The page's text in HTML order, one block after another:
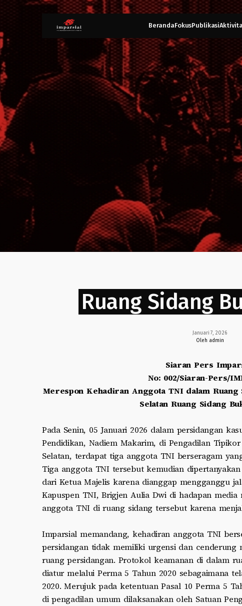
BerandaFokusPublikasi
Ruang Sidang
Januari 7, 2026
Oleh admin
Siaran Pers
No: 002/Siaran-Pers/
Merespon Kehadiran Anggota TNI dalam
Selatan Ruang Sidang
Pada Senin, 05 Januari 2026 dalam persidangan
Pendidikan, Nadiem Makarim, di Pengadilan
Selatan, terdapat tiga anggota TNI berseragam
Tiga anggota TNI tersebut kemudian
dari Ketua Majelis karena dianggap mengganggu
Kapuspen TNI, Brigjen Aulia Dwi di hadapan media
anggota TNI di ruang sidang tersebut karena
Imparsial memandang, kehadiran anggota TNI
persidangan tidak memiliki urgensi dan cenderung
ruang persidangan. Protokol keamanan di dalam
diatur melalui Perma 5 Tahun 2020 sebagaimana
2020. Merujuk pada ketentuan Pasal 10 Perma 5
di pengadilan umum dilaksanakan oleh Satuan